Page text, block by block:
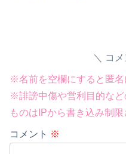
Powered by livedoor 相互
コ
※名前を空欄にすると匿名
※誹謗中傷や営利目的な
ものはIPから書き込み制限
コメント ※